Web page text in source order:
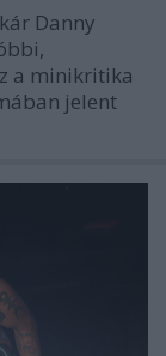
Danny
a minikritika
jelent